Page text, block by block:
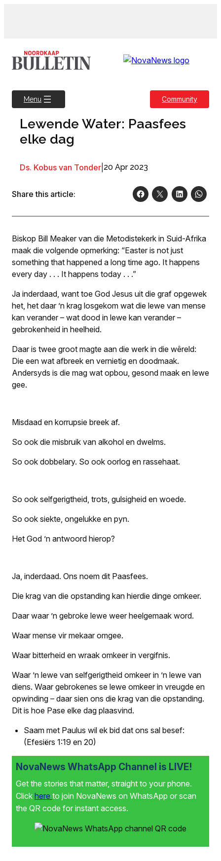
Menu Community
Lewende Water: Paasfees
elke dag
Ds. Kobus van Tonder 20 Apr 2023
Share this article:
Biskop Bill Meaker van die Metodistekerk in Suid-Afrika
maak die volgende opmerking: “Easter is not just
something that happened a long time ago. It happens
every day . . . It happens today . . .”
Ja inderdaad, want toe God Jesus uit die graf opgewek
het, het daar ’n krag losgekom wat die lewe van mense
kan verander – wat dood in lewe kan verander –
gebrokenheid in heelheid.
Daar is twee groot magte aan die werk in die wêreld:
Die een wat afbreek en vernietig en doodmaak.
Andersyds is die mag wat opbou, gesond maak en lewe
gee.
Misdaad en korrupsie breek af.
So ook die misbruik van alkohol en dwelms.
So ook dobbelary. So ook oorlog en rassehaat.
So ook selfgerigtheid, trots, gulsigheid en woede.
So ook siekte, ongelukke en pyn.
Het God ’n antwoord hierop?
Ja, inderdaad. Ons noem dit Paasfees.
Die krag van die opstanding kan hierdie dinge omkeer.
Daar waar ’n gebroke lewe weer heelgemaak word.
Waar mense vir mekaar omgee.
Waar bitterheid en wraak omkeer in vergifnis.
Waar ’n lewe van selfgerigtheid omkeer in ’n lewe van
diens. Waar gebrokenes se lewe omkeer in vreugde en
opwinding – daar sien ons die krag van die opstanding.
Dit is hoe Pase elke dag plaasvind.
Saam met Paulus wil ek bid dat ons sal besef:
(Efesiërs 1:19 en 20)
NovaNews WhatsApp Channel is LIVE!
Get the stories that matter, straight to your phone.
Click here to join NovaNews on WhatsApp or scan
the QR code for instant access.